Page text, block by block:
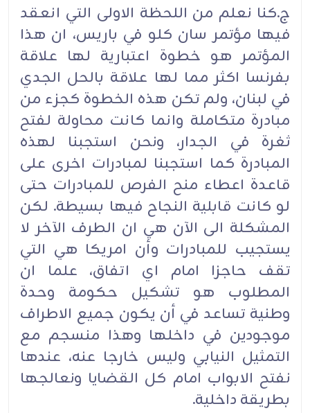
ج.كنا نعلم من اللحظة الاولى التي انعقد
فيها مؤتمر سان كلو في باريس، ان هذا
المؤتمر هو خطوة اعتبارية لها علاقة
بفرنسا اكثر مما لها علاقة بالحل الجدي
في لبنان، ولم تكن هذه الخطوة كجزء من
مبادرة متكاملة وانما كانت محاولة لفتح
ثغرة في الجدار، ونحن استجبنا لهذه
المبادرة كما استجبنا لمبادرات اخرى على
قاعدة اعطاء منح الفرص للمبادرات حتى
لو كانت قابلية النجاح فيها بسيطة. لكن
المشكلة الى الآن هي ان الطرف الآخر لا
يستجيب للمبادرات وأن امريكا هي التي
تقف حاجزا امام اي اتفاق، علما ان
المطلوب هو تشكيل حكومة وحدة
وطنية تساعد في أن يكون جميع الاطراف
موجودين في داخلها وهذا منسجم مع
التمثيل النيابي وليس خارجا عنه، عندها
نفتح الابواب امام كل القضايا ونعالجها
بطريقة داخلية.